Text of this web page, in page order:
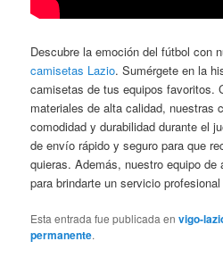
Descubre la emoción del fútbol con
camisetas Lazio. Sumérgete en la
camisetas de tus equipos favoritos.
materiales de alta calidad, nuestras
comodidad y durabilidad durante el
de envío rápido y seguro para que
quieras. Además, nuestro equipo
para brindarte un servicio
Esta entrada fue publicada envigo-
permanente.